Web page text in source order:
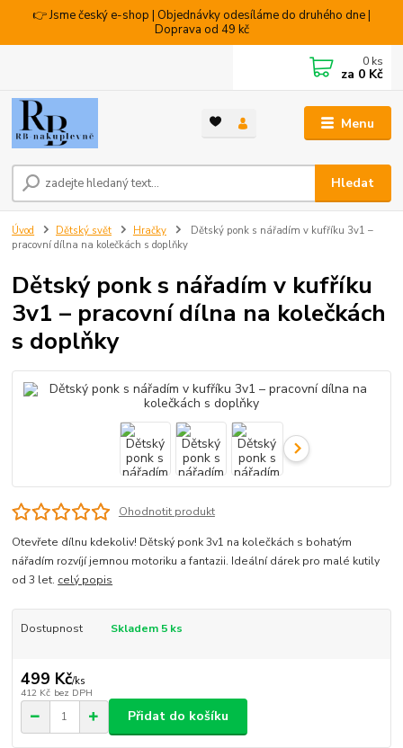
👉 Jsme český e-shop | Objednávky odesíláme do druhého dne |
Doprava od 49 kč
Menu
Hledat
0 ks
za 0 Kč
Úvod Dětský svět Hračky
Dětský ponk s nářadím v kufříku 3v1 –
pracovní dílna na kolečkách s doplňky
Dětský ponk s nářadím v kufříku
3v1 – pracovní dílna na kolečkách
s doplňky
Ohodnotit produkt
Otevřete dílnu kdekoliv! Dětský ponk 3v1 na kolečkách s bohatým
nářadím rozvíjí jemnou motoriku a fantazii. Ideální dárek pro malé kutily
od 3 let. celý popis
Dostupnost Skladem 5 ks
499 Kč/ks
412 Kč bez DPH
Přidat do košíku